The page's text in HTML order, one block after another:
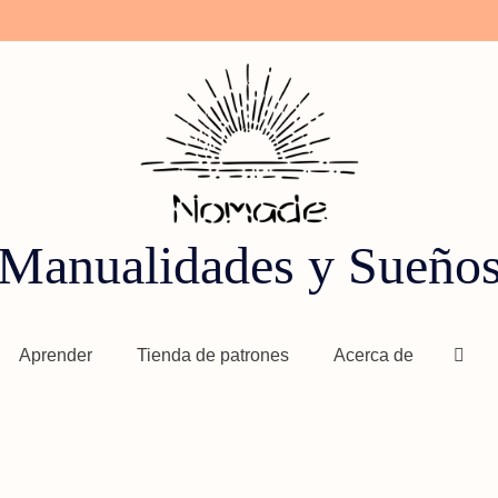
y
Aprender Tienda de patrones Acerca de